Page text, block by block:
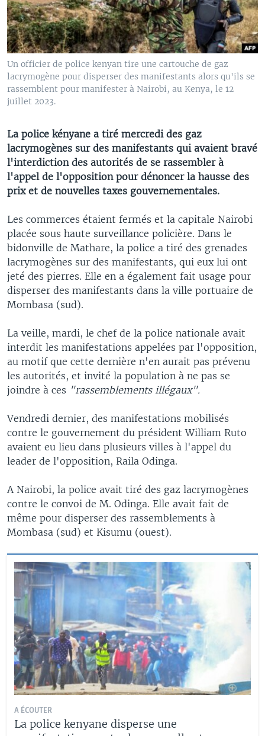
Un officier de police kenyan tire une cartouche de gaz
lacrymogène pour disperser des manifestants alors qu'ils se
rassemblent pour manifester à Nairobi, au Kenya, le 12
juillet 2023.
La police kényane a tiré mercredi des gaz
lacrymogènes sur des manifestants qui avaient bravé
l'interdiction des autorités de se rassembler à
l'appel de l'opposition pour dénoncer la hausse des
prix et de nouvelles taxes gouvernementales.
Les commerces étaient fermés et la capitale Nairobi
placée sous haute surveillance policière. Dans le
bidonville de Mathare, la police a tiré des grenades
lacrymogènes sur des manifestants, qui eux lui ont
jeté des pierres. Elle en a également fait usage pour
disperser des manifestants dans la ville portuaire de
Mombasa (sud).
La veille, mardi, le chef de la police nationale avait
interdit les manifestations appelées par l'opposition,
au motif que cette dernière n'en aurait pas prévenu
les autorités, et invité la population à ne pas se
joindre à ces "rassemblements illégaux".
Vendredi dernier, des manifestations mobilisés
contre le gouvernement du président William Ruto
avaient eu lieu dans plusieurs villes à l'appel du
leader de l'opposition, Raila Odinga.
A Nairobi, la police avait tiré des gaz lacrymogènes
contre le convoi de M. Odinga. Elle avait fait de
même pour disperser des rassemblements à
Mombasa (sud) et Kisumu (ouest).
A ÉCOUTER
La police kenyane disperse une